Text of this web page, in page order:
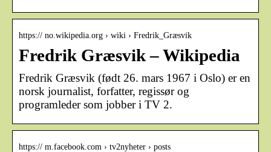
https:// no.wikipedia.org › wiki › Fredrik_Græsvik
Fredrik Græsvik – Wikipedia
Fredrik Græsvik (født 26. mars 1967 i Oslo) er en
norsk journalist, forfatter, regissør og
programleder som jobber i TV 2.
https:// m.facebook.com › tv2nyheter › posts